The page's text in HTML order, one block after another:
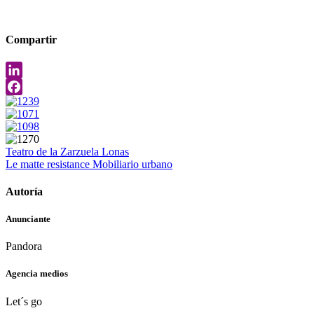
Compartir
LinkedIn
Facebook
Teatro de la Zarzuela Lonas
Le matte resistance Mobiliario urbano
Autoría
Anunciante
Pandora
Agencia medios
Let´s go